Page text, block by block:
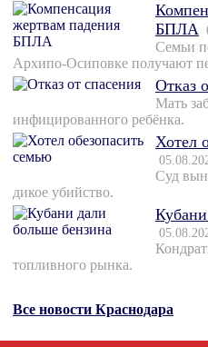
БПЛА
Семьи
Архипо-Осиповке получают
Отказ
Мать
инфицированного ребёнка.
Хотел
Суд
дикое убийство.
топливного рынка.
Все новости Краснодара